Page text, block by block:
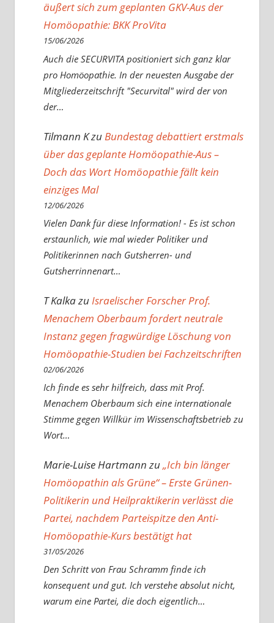
äußert sich zum geplanten GKV-Aus der
Homöopathie: BKK ProVita
15/06/2026
Auch die SECURVITA positioniert sich ganz klar
pro Homöopathie. In der neuesten Ausgabe der
Mitgliederzeitschrift "Securvital" wird der von
der…
Tilmann Kzu Bundestag debattiert erstmals
über das geplante Homöopathie-Aus –
Doch das Wort Homöopathie fällt kein
einziges Mal
12/06/2026
Vielen Dank für diese Information! - Es ist schon
erstaunlich, wie mal wieder Politiker und
Politikerinnen nach Gutsherren- und
Gutsherrinnenart…
T KalkazuIsraelischer Forscher Prof.
Menachem Oberbaum fordert neutrale
Instanz gegen fragwürdige Löschung von
Homöopathie-Studien bei Fachzeitschriften
02/06/2026
Ich finde es sehr hilfreich, dass mit Prof.
Menachem Oberbaum sich eine internationale
Stimme gegen Willkür im Wissenschaftsbetrieb zu
Wort…
Marie-Luise Hartmannzu„Ich bin länger
Homöopathin als Grüne“ – Erste Grünen-
Politikerin und Heilpraktikerin verlässt die
Partei, nachdem Parteispitze den Anti-
Homöopathie-Kurs bestätigt hat
31/05/2026
Den Schritt von Frau Schramm finde ich
konsequent und gut. Ich verstehe absolut nicht,
warum eine Partei, die doch eigentlich…